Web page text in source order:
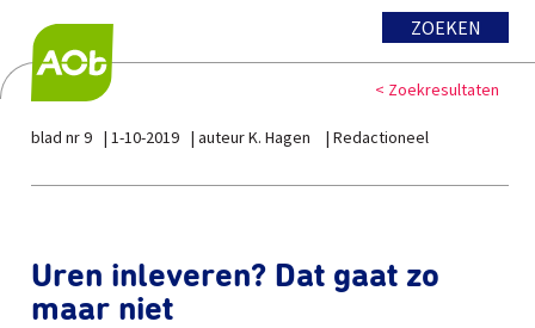
ZOEKEN
< Zoekresultaten
blad nr 9 1-10-2019 auteur K. Hagen Redactioneel
Uren inleveren? Dat gaat zo
maar niet